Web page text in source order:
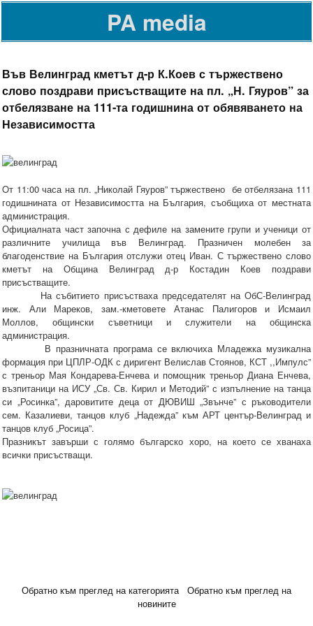
PA media
Във Велинград кметът д-р К.Коев с тържествено
слово поздрави присъстващите на пл. „Н. Гяуров” за
отбелязване на 111-та годишнина от обявяването на
Независимостта
Oт 11:00 часа на пл. „Николай Гяуров” тържествено бе отбелязана 111
годишнината от Независимостта на България, съобщиха от местната
администрация.
Официалната част започна с дефиле на замените групи и ученици от
различните училища във Велинград. Празничен молебен за
благоденствие на България отслужи отец Иван. С тържествено слово
кметът на Община Велинград д-р Костадин Коев поздрави
присъстващите.
На събитието присъстваха председателят на ОбС-Велинград
инж. Али Мареков, зам.-кметовете Атанас Палигоров и Исмаил
Моллов, общински съветници и служители на общинска
администрация.
В празничната програма се включиха Младежка музикална
формация при ЦПЛР-ОДК с диригент Велислав Стоянов, КСТ ,,Импулс”
с треньор Мая Кондарева-Енчева и помощник треньор Диана Енчева,
възпитаници на ИСУ „Св. Св. Кирил и Методий” с изпълнение на танца
си „Росинка”, даровитите деца от ДЮВИШ „Звънче” с ръководители
сем. Казалиеви, танцов клуб „Надежда” към АРТ център-Велинград и
танцов клуб „Росица”.
Празникът завърши с голямо българско хоро, на което се хванаха
всички присъстващи.
Обратно към преглед на категорията
Обратно към преглед на
новините